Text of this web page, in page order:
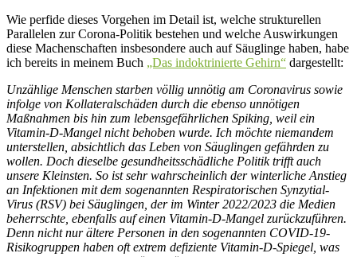
Wie perfide dieses Vorgehen im Detail ist, welche strukturellen
Parallelen zur Corona-Politik bestehen und welche Auswirkungen
diese Machenschaften insbesondere auch auf Säuglinge haben, habe
ich bereits in meinem Buch „Das indoktrinierte Gehirn“ dargestellt:
Unzählige Menschen starben völlig unnötig am Coronavirus sowie
infolge von Kollateralschäden durch die ebenso unnötigen
Maßnahmen bis hin zum lebensgefährlichen Spiking, weil ein
Vitamin-D-Mangel nicht behoben wurde. Ich möchte niemandem
unterstellen, absichtlich das Leben von Säuglingen gefährden zu
wollen. Doch dieselbe gesundheitsschädliche Politik trifft auch
unsere Kleinsten. So ist sehr wahrscheinlich der winterliche Anstieg
an Infektionen mit dem sogenannten Respiratorischen Synzytial-
Virus (RSV) bei Säuglingen, der im Winter 2022/2023 die Medien
beherrschte, ebenfalls auf einen Vitamin-D-Mangel zurückzuführen.
Denn nicht nur ältere Personen in den sogenannten COVID-19-
Risikogruppen haben oft extrem defiziente Vitamin-D-Spiegel, was